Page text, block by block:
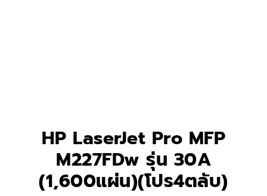
HP LaserJet Pro MFP
M227FDw รุ่น 30A
(1,600แผ่น)(โปร4ตลับ)